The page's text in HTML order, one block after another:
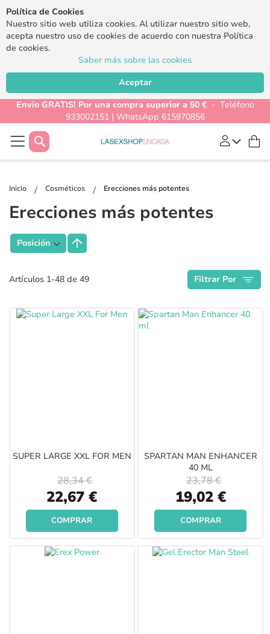
Política de Cookies
Nuestro sitio web utiliza cookies. Al utilizar nuestro sitio web,
acepta nuestro uso de cookies de acuerdo con nuestra Política
de cookies.
Saber más sobre las cookies
Aceptar
Envío GRATIS! Por una compra superior a 50 €- Teléfono
933002151 | WhatsApp 615970856
Buscar
Inicio Cosméticos Erecciones más potentes
Erecciones más potentes
Artículos 1-48 de 49
Descendente
SUPER LARGE XXL FOR MEN
Special
Price
22,67 €
28,34 €
COMPRAR
SPARTAN MAN ENHANCER
40 ML
Special
Price
19,02 €
23,78 €
COMPRAR
Filtrar Por